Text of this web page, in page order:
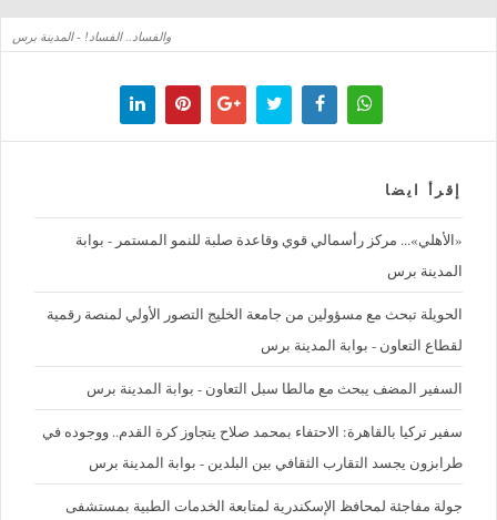
والفساد.. الفساد! - المدينة برس
إقرأ ايضا
«الأهلي»... مركز رأسمالي قوي وقاعدة صلبة للنمو المستمر - بوابة
المدينة برس
الحويلة تبحث مع مسؤولين من جامعة الخليج التصور الأولي لمنصة رقمية
لقطاع التعاون - بوابة المدينة برس
السفير المضف يبحث مع مالطا سبل التعاون - بوابة المدينة برس
سفير تركيا بالقاهرة: الاحتفاء بمحمد صلاح يتجاوز كرة القدم.. ووجوده في
طرابزون يجسد التقارب الثقافي بين البلدين - بوابة المدينة برس
جولة مفاجئة لمحافظ الإسكندرية لمتابعة الخدمات الطبية بمستشفى